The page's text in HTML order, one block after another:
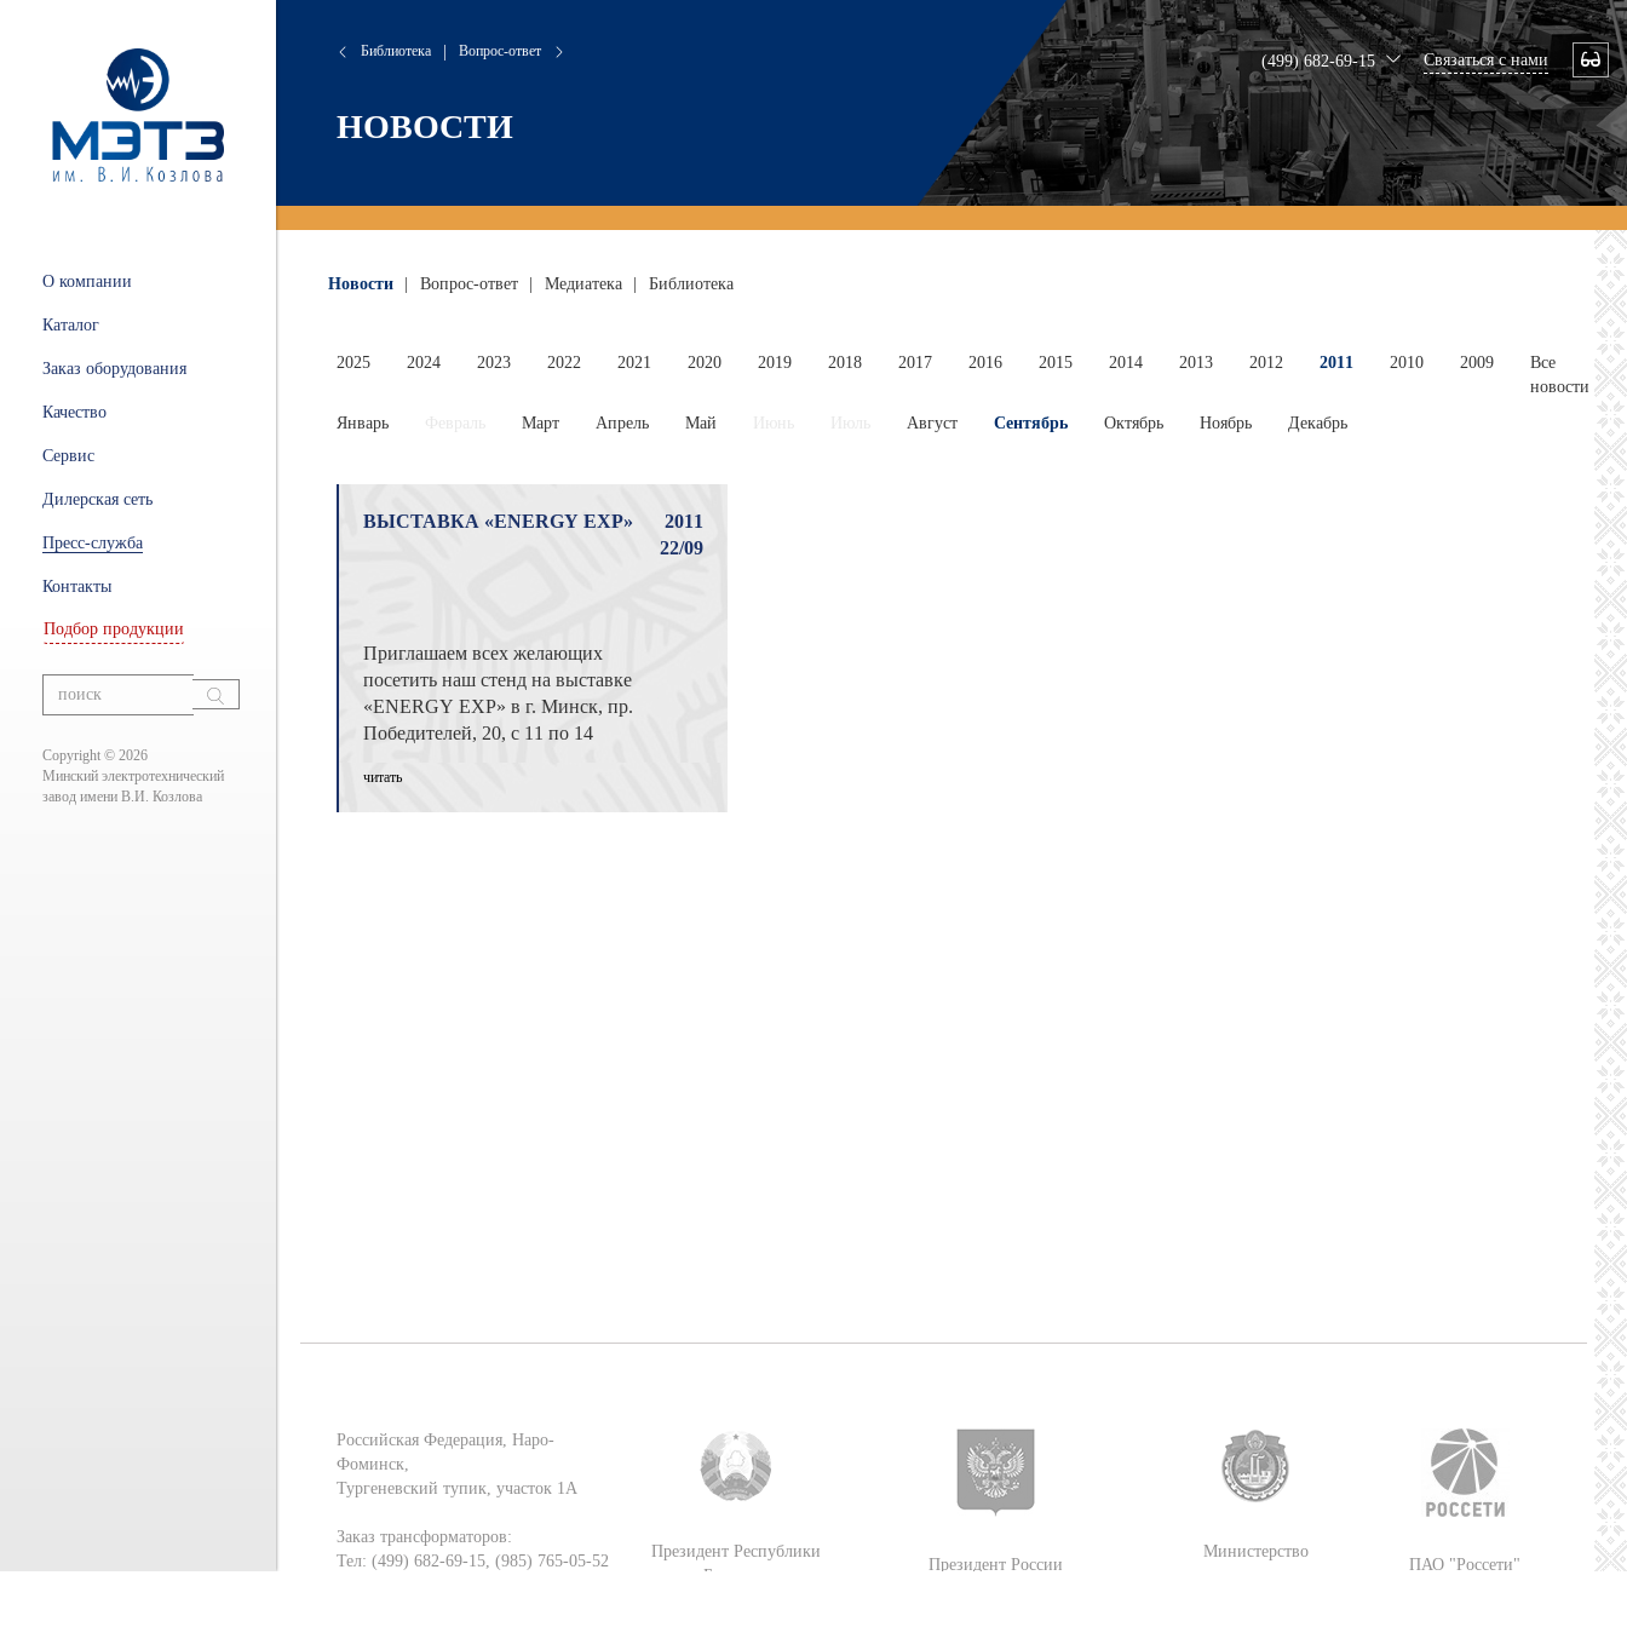
О компании
Каталог
Заказ оборудования
Качество
Сервис
Дилерская сеть
Пресс-служба
Контакты
Подбор продукции
Copyright © 2026
Минский электротехнический
завод имени В.И. Козлова
Библиотека Вопрос-ответ
НОВОСТИ
(499) 682-69-15 Связаться с нами
Новости Вопрос-ответ Медиатека Библиотека
2025 2024 2023 2022 2021 2020 2019 2018 2017 2016 2015 2014 2013 2012 2011 2010 2009
Все
новости
Январь
Март Апрель Май Август Сентябрь Октябрь Ноябрь Декабрь
ВЫСТАВКА «ENERGY EXP»
2011
22/09
Приглашаем всех желающих
посетить наш стенд на выставке
«ENERGY EXP» в г. Минск, пр.
Победителей, 20, с 11 по 14
читать
Российская Федерация, Наро-
Фоминск,
Тургеневский тупик, участок 1А
Заказ трансформаторов:
Тел: (499) 682-69-15, (985) 765-05-52
Президент Республики
Беларусь
Президент России
Министерство
ПАО "Россети"